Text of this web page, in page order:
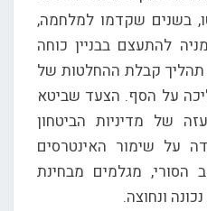
בשנים שקדמו למלחמה,
להתעצם בבניין כוחה
קבלת ההחלטות של
על הסף. הצעד שביטא
של מדיניות הביטחון
על שימור האינטרסים
הסורי, מגלמים מבחינת
ונחוצה.